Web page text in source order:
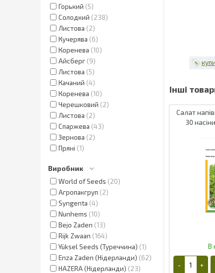
Горький
5
Солодкий
238
Листова
2
Кучерява
6
Коренева 10
Айсберг 9
Листова
5
Качаний 4
Коренева 10
Черешковий
2
Листова
2
Спаржева 43
Зернова
2
Пряні 1
Виробник
World of Seeds
20
Агропакгруп
2
Syngenta 4
Nunhems 10
Bejo Zaden 13
Rijk Zwaan 164
Yüksel Seeds (Туреччина) 1
Enza Zaden (Нідерланди)
62
HAZERA (Нідерланди)
23
Салат
30